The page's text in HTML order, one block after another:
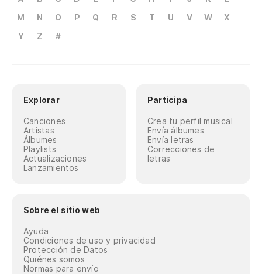
M
N O P Q R S T U V W
X
Y
Z #
Explorar
Canciones
Artistas
Álbumes
Playlists
Actualizaciones
Lanzamientos
Participa
Crea tu perfil musical
Envía álbumes
Envía letras
Correcciones de
letras
Sobre el sitio web
Ayuda
Condiciones de uso y privacidad
Protección de Datos
Quiénes somos
Normas para envío